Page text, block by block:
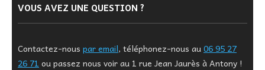
VOUS AVEZ UNE QUESTION ?
Contactez-nous par email, téléphonez-nous au06 95 27
26 71 ou passez nous voir au 1 rue Jean Jaurès à Antony !